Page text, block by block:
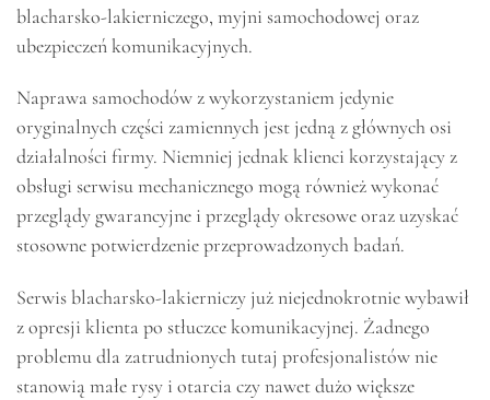
blacharsko-lakierniczego, myjni samochodowej oraz
ubezpieczeń komunikacyjnych.
Naprawa samochodów z wykorzystaniem jedynie
oryginalnych części zamiennych jest jedną z głównych osi
działalności firmy. Niemniej jednak klienci korzystający z
obsługi serwisu mechanicznego mogą również wykonać
przeglądy gwarancyjne i przeglądy okresowe oraz uzyskać
stosowne potwierdzenie przeprowadzonych badań.
Serwis blacharsko-lakierniczy już niejednokrotnie wybawił
z opresji klienta po stłuczce komunikacyjnej. Żadnego
problemu dla zatrudnionych tutaj profesjonalistów nie
stanowią małe rysy i otarcia czy nawet dużo większe